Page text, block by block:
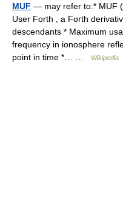
MUF — may refer to:* MUF
User Forth , a Forth
descendants * Maximum
frequency in ionosphere
point in time *… …
Wikipedia